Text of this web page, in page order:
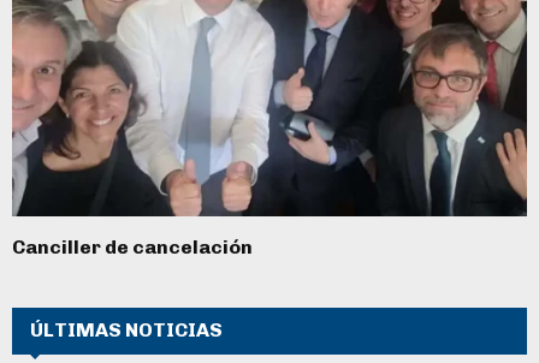
Canciller de cancelación
ÚLTIMAS NOTICIAS